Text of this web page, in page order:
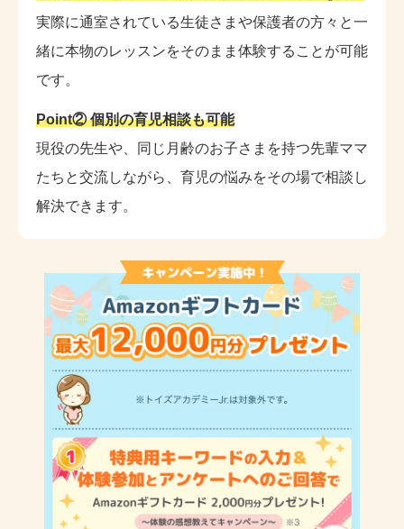
実際に通室されている生徒さまや保護者の方々と一
緒に本物のレッスンをそのまま体験することが可能
です。
Point② 個別の育児相談も可能
現役の先生や、同じ月齢のお子さまを持つ先輩ママ
たちと交流しながら、育児の悩みをその場で相談し
解決できます。